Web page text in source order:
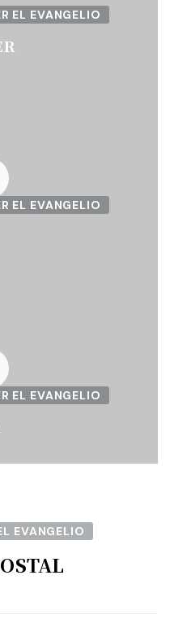
EL EVANGELIO
EL EVANGELIO
EL EVANGELIO
EVANGELIO